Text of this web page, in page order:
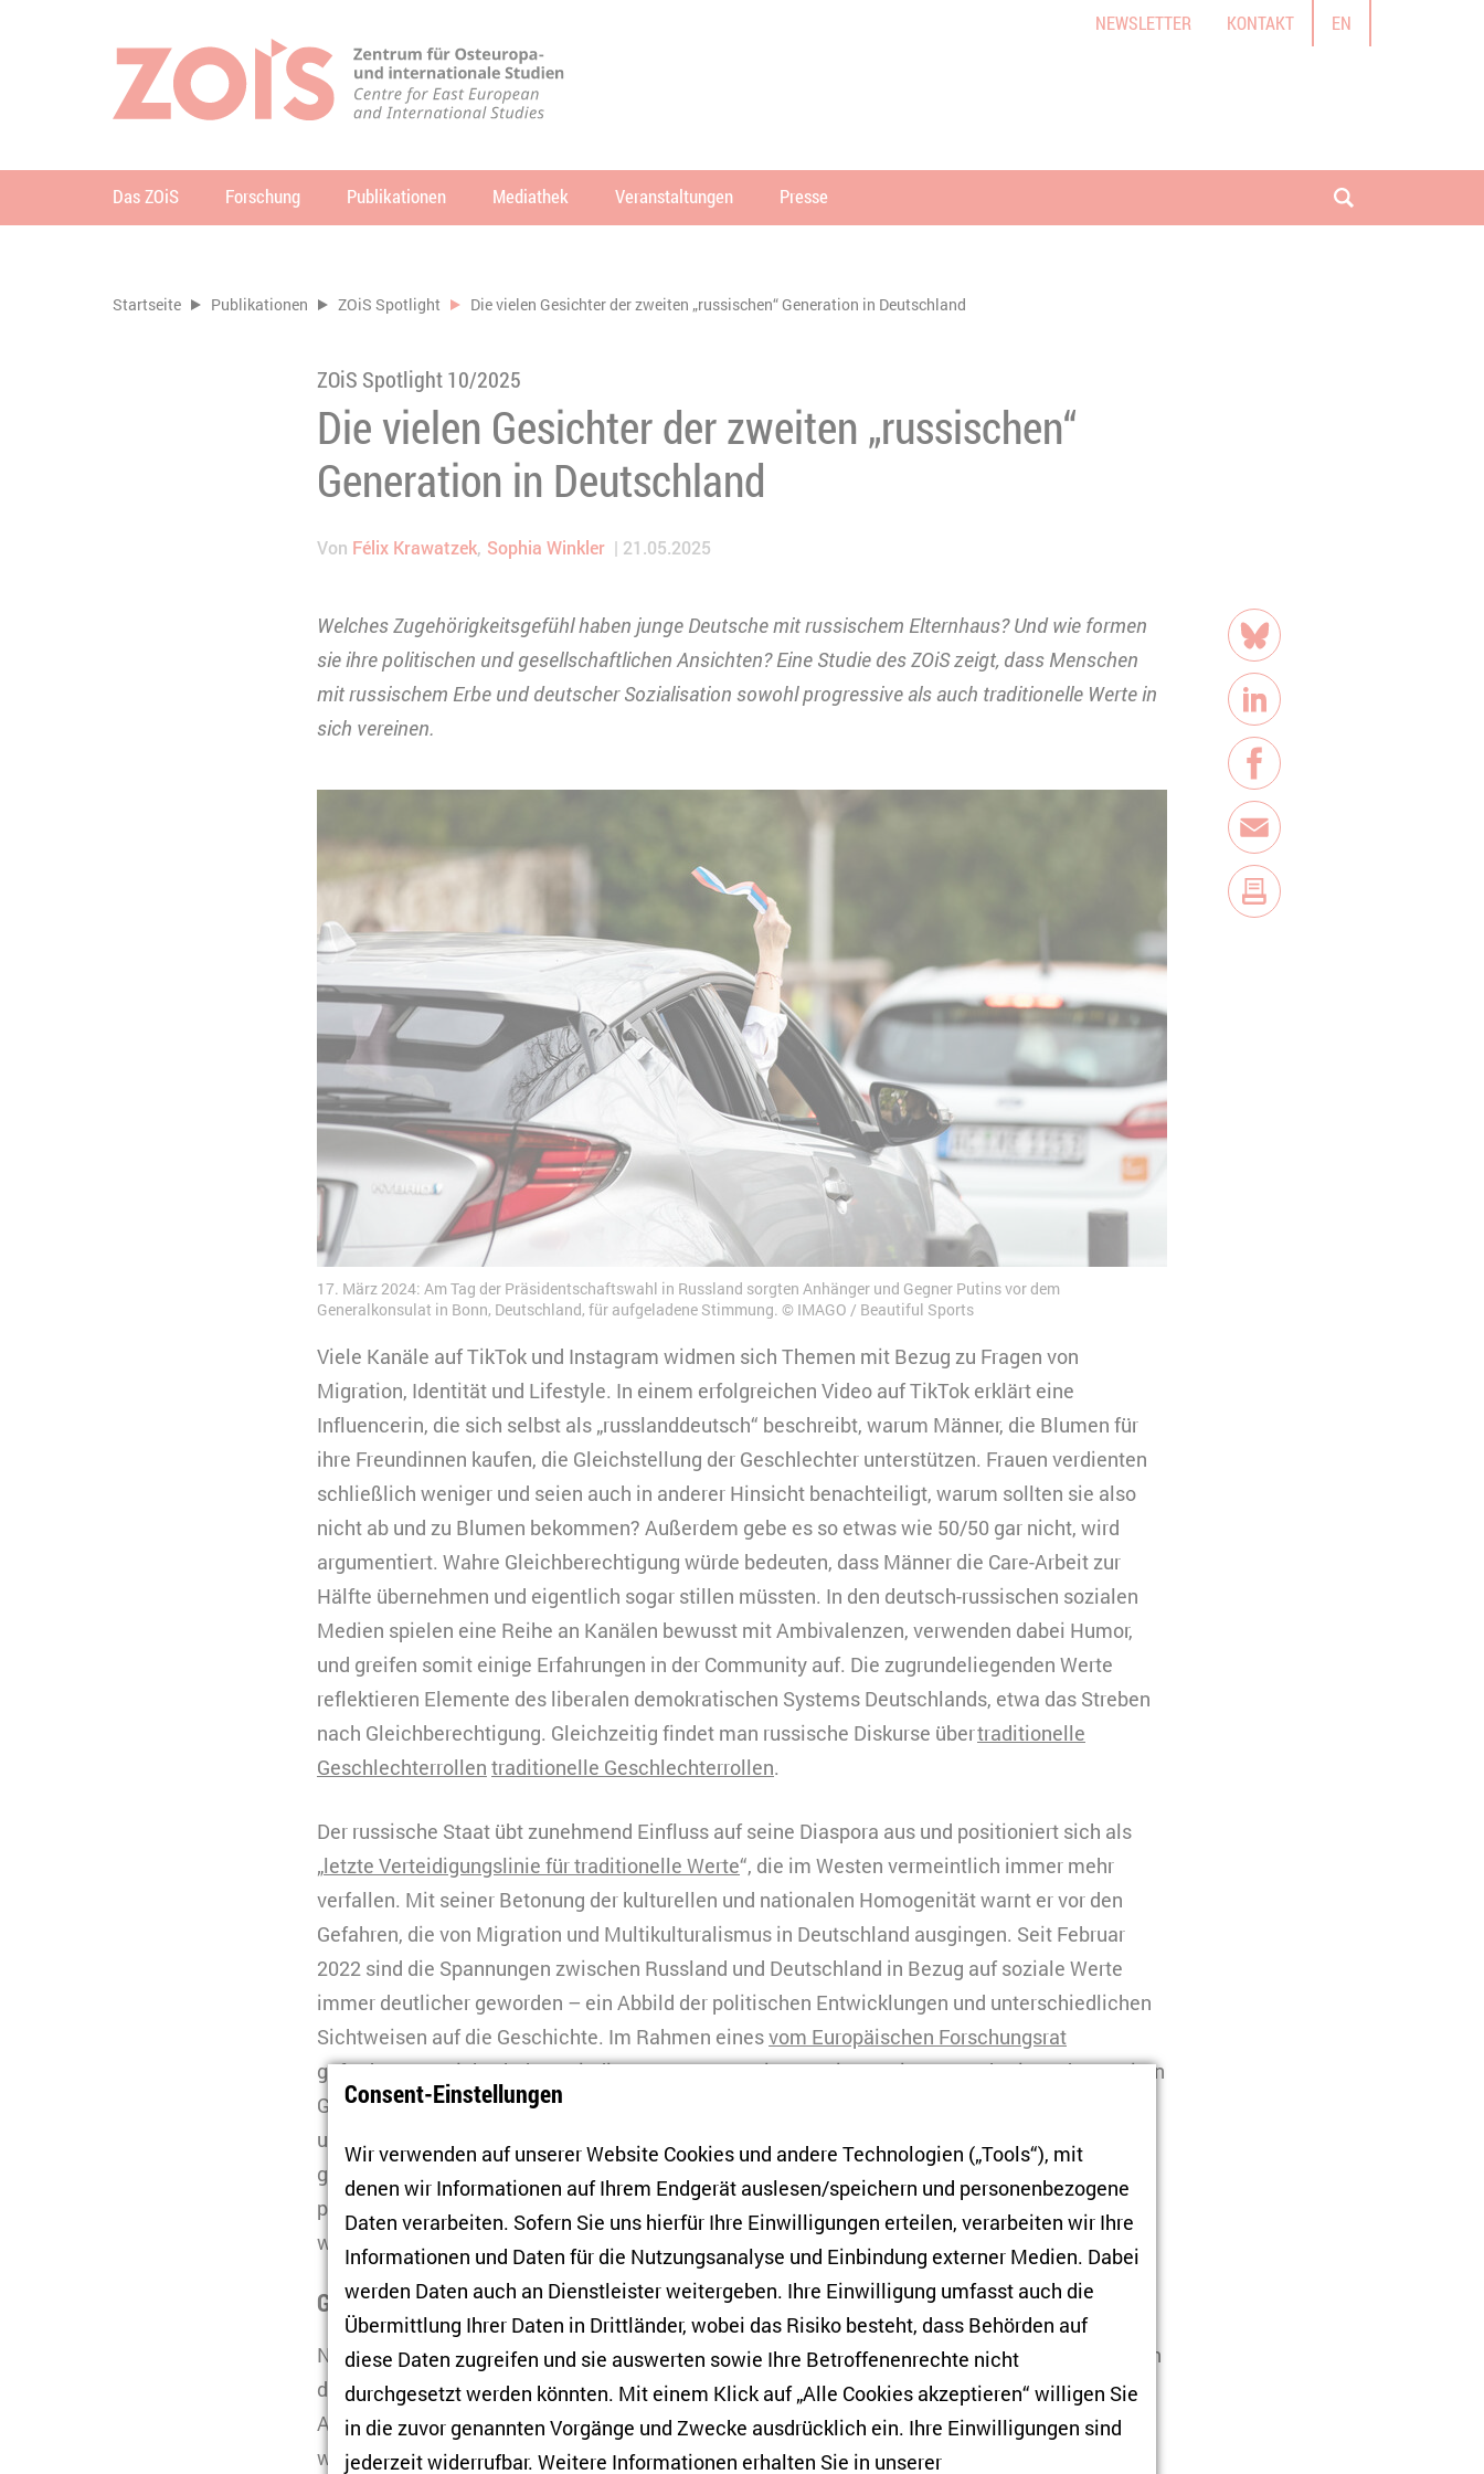
NEWSLETTER KONTAKT EN
Das ZOiS Forschung Publikationen Mediathek Veranstaltungen Presse Suche öffnen
Sie befinden sich hier:
Startseite Publikationen ZOiS Spotlight Die vielen Gesichter der zweiten „russischen“ Generation in Deutschland
ZOiS Spotlight 10/2025
Die vielen Gesichter der zweiten „russischen“
Generation in Deutschland
Von Félix Krawatzek Sophia Winkler 21.05.2025
Welches Zugehörigkeitsgefühl haben junge Deutsche mit russischem Elternhaus? Und wie formen
sie ihre politischen und gesellschaftlichen Ansichten? Eine Studie des ZOiS zeigt, dass Menschen
mit russischem Erbe und deutscher Sozialisation sowohl progressive als auch traditionelle Werte in
sich vereinen.
17. März 2024: Am Tag der Präsidentschaftswahl in Russland sorgten Anhänger und Gegner Putins vor dem
Generalkonsulat in Bonn, Deutschland, für aufgeladene Stimmung.
IMAGO / Beautiful Sports
Viele Kanäle auf TikTok und Instagram widmen sich Themen mit Bezug zu Fragen von
Migration, Identität und Lifestyle. In einem erfolgreichen Video auf TikTok erklärt eine
Influencerin, die sich selbst als „russlanddeutsch“ beschreibt, warum Männer, die Blumen für
ihre Freundinnen kaufen, die Gleichstellung der Geschlechter unterstützen. Frauen verdienten
schließlich weniger und seien auch in anderer Hinsicht benachteiligt, warum sollten sie also
nicht ab und zu Blumen bekommen? Außerdem gebe es so etwas wie 50/50 gar nicht, wird
argumentiert. Wahre Gleichberechtigung würde bedeuten, dass Männer die Care-Arbeit zur
Hälfte übernehmen und eigentlich sogar stillen müssten. In den deutsch-russischen sozialen
Medien spielen eine Reihe an Kanälen bewusst mit Ambivalenzen, verwenden dabei Humor,
und greifen somit einige Erfahrungen in der Community auf. Die zugrundeliegenden Werte
reflektieren Elemente des liberalen demokratischen Systems Deutschlands, etwa das Streben
nach Gleichberechtigung. Gleichzeitig findet man russische Diskurse übertraditionelle
Geschlechterrollen traditionelle Geschlechterrollen.
Der russische Staat übt zunehmend Einfluss auf seine Diaspora aus und positioniert sich als
„letzte Verteidigungslinie für traditionelle Werte“, die im Westen vermeintlich immer mehr
verfallen. Mit seiner Betonung der kulturellen und nationalen Homogenität warnt er vor den
Gefahren, die von Migration und Multikulturalismus in Deutschland ausgingen. Seit Februar
2022 sind die Spannungen zwischen Russland und Deutschland in Bezug auf soziale Werte
immer deutlicher geworden – ein Abbild der politischen Entwicklungen und unterschiedlichen
Sichtweisen auf die Geschichte. Im Rahmen einesvom Europäischen Forschungsrat
geförderten Projektshaben wir diese Spannungen in Interviews mit 20 Angehörigen der zweiten
Generation von Migrant*innen mit Russlandhintergrund im Alter von 18 bis 35 Jahren
untersucht. Diese jungen Menschen sind alle in Deutschland aufgewachsen und betonen
gleichzeitig ihre familiäre Verbundenheit mit Russland. Ihre Positionen zu sozialen und
politischen Fragen lassen sich jedoch selten in eine Schublade stecken und sind oft auch
widersprüchlich.
Gemeinsame deutsche Identität, gemeinsame politische Konflikte
Nur ein kleiner Teil der Befragten bekundet ein starkes Zugehörigkeitsgefühl zu Deutschland. In
dieser Gruppe sind sowohl konservative als auch progressive politische und gesellschaftliche
Ansichten vertreten, was die Polarisierung der deutschen Gesellschaft insgesamt
widerspiegelt. Es gibt Personen mit einem multikulturellen Gesellschaftsverständnis, die sich
Teilen
Bluesky
LinkedIn
Facebook
E-Mail
Consent-Einstellungen
Wir verwenden auf unserer Website Cookies und andere Technologien („Tools“), mit
denen wir Informationen auf Ihrem Endgerät auslesen/speichern und personenbezogene
Daten verarbeiten. Sofern Sie uns hierfür Ihre Einwilligungen erteilen, verarbeiten wir Ihre
Informationen und Daten für die Nutzungsanalyse und Einbindung externer Medien. Dabei
werden Daten auch an Dienstleister weitergeben. Ihre Einwilligung umfasst auch die
Übermittlung Ihrer Daten in Drittländer, wobei das Risiko besteht, dass Behörden auf
diese Daten zugreifen und sie auswerten sowie Ihre Betroffenenrechte nicht
durchgesetzt werden könnten. Mit einem Klick auf „Alle Cookies akzeptieren“ willigen Sie
in die zuvor genannten Vorgänge und Zwecke ausdrücklich ein. Ihre Einwilligungen sind
jederzeit widerrufbar. Weitere Informationen erhalten Sie in unserer